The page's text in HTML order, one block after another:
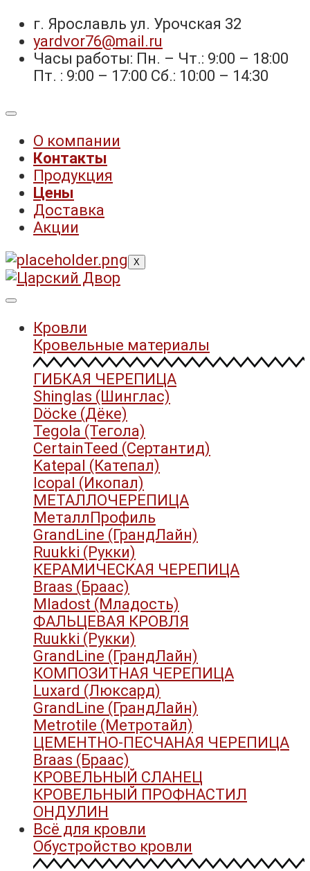
г. Ярославль ул. Урочская 32 ⁣⁣⁣⁣
yardvor76@mail.ru
Часы работы: Пн. – Чт.: 9:00 – 18:00
Пт. : 9:00 – 17:00 Сб.: 10:00 – 14:30
О компании
Контакты
Продукция
Цены
Доставка
Акции
X
Кровли
Кровельные материалы
ГИБКАЯ ЧЕРЕПИЦА
Shinglas (Шинглас)
Döcke (Дёке)
Tegola (Тегола)
CertainTeed (Сертантид)
Katepal (Катепал)
Icopal (Икопал)
МЕТАЛЛОЧЕРЕПИЦА
МеталлПрофиль
GrandLine (ГрандЛайн)
Ruukki (Рукки)
КЕРАМИЧЕСКАЯ ЧЕРЕПИЦА
Braas (Браас)
Mladost (Младость)
ФАЛЬЦЕВАЯ КРОВЛЯ
Ruukki (Рукки)
GrandLine (ГрандЛайн)
КОМПОЗИТНАЯ ЧЕРЕПИЦА
Luxard (Люксард)
GrandLine (ГрандЛайн)
Metrotile (Метротайл)
ЦЕМЕНТНО-ПЕСЧАНАЯ ЧЕРЕПИЦА
Braas (Браас)
КРОВЕЛЬНЫЙ СЛАНЕЦ
КРОВЕЛЬНЫЙ ПРОФНАСТИЛ
ОНДУЛИН
Всё для кровли
Обустройство кровли